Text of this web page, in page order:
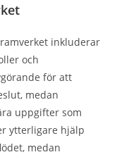
inkluderar
och
för att
medan
uppgifter som
ytterligare hjälp
medan